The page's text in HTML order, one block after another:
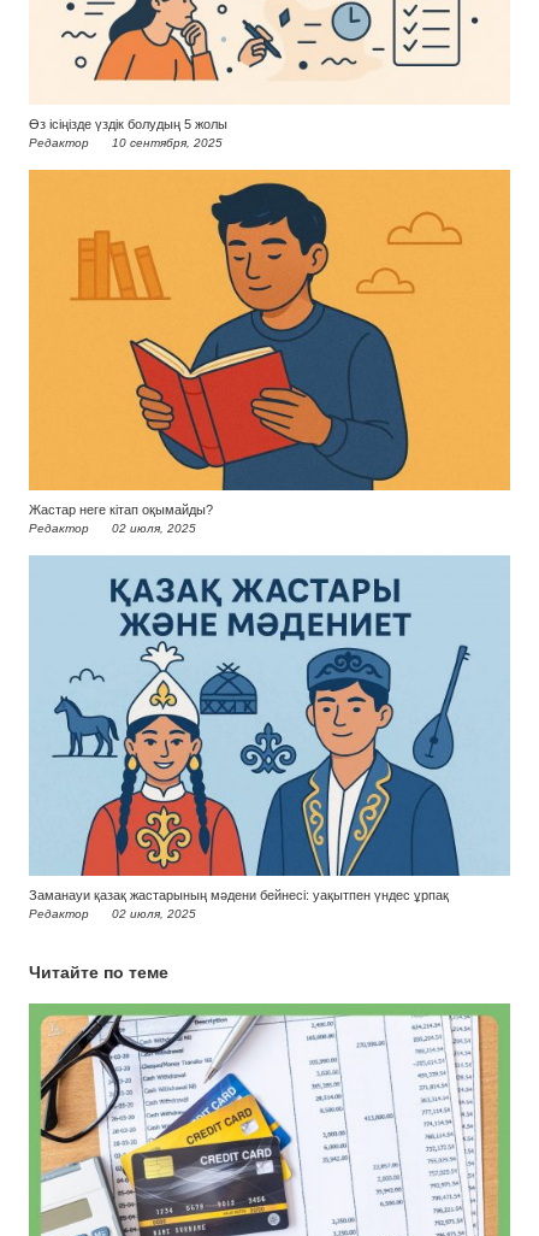
Өз ісіңізде үздік болудың 5 жолы
Редактор 10 сентября, 2025
Жастар неге кітап оқымайды?
Редактор 02 июля, 2025
Заманауи қазақ жастарының мәдени бейнесі: уақытпен үндес ұрпақ
Редактор 02 июля, 2025
Читайте по теме